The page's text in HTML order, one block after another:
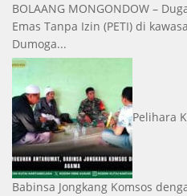
BOLAANG MONGONDOW –
Emas Tanpa Izin (PETI) di
Dumoga...
Pelihara
Babinsa Jongkang Komsos